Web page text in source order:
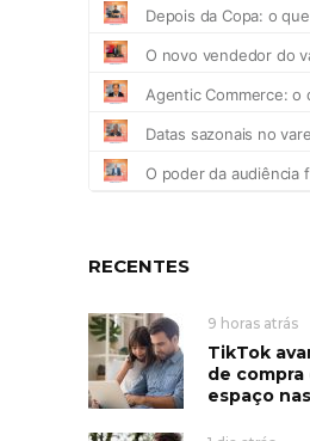
RECENTES
9 horas atrás
TikTok
de compra
espaço